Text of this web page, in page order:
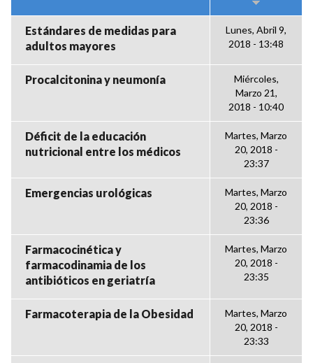
Estándares de medidas para
adultos mayores
Lunes, Abril 9,
2018 - 13:48
Procalcitonina y neumonía
Miércoles,
Marzo 21,
2018 - 10:40
Déficit de la educación
nutricional entre los médicos
Martes, Marzo
20, 2018 -
23:37
Emergencias urológicas
Martes, Marzo
20, 2018 -
23:36
Farmacocinética y
farmacodinamia de los
antibióticos en geriatría
Martes, Marzo
20, 2018 -
23:35
Farmacoterapia de la Obesidad
Martes, Marzo
20, 2018 -
23:33